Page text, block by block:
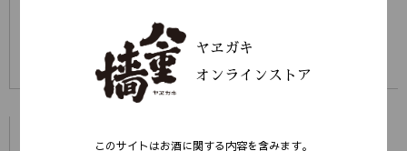
ヤヱガキ
オンラインストア
このサイトはお酒に関する内容を含みます。